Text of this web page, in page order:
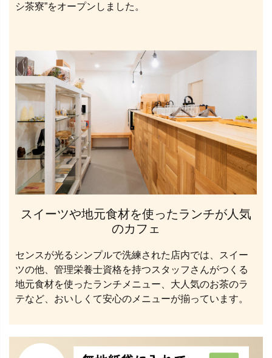
シ茶寮”をオープンしました。
スイーツや地元食材を使ったランチが人気
のカフェ
センスが光るシンプルで洗練された店内では、スイー
ツの他、管理栄養士資格を持つスタッフさんがつくる
地元食材を使ったランチメニュー、大人気のお茶のラ
テなど、おいしくて安心のメニューが揃っています。